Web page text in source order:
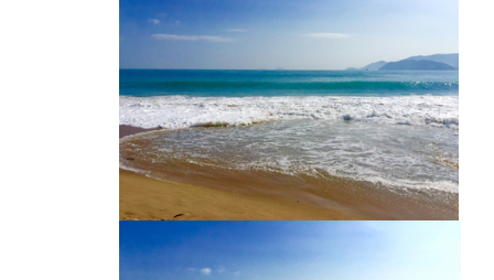
芽庄海滩